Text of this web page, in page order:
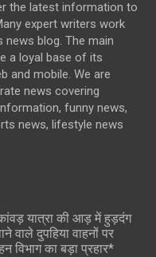
the latest information to
expert writers work
blog. The main
a loyal base of its
and mobile. We are
news covering
funny news,
news, lifestyle news
यात्रा की आड़ में हुड़दंग
वाले दुपहिया वाहनों पर
विभाग का बड़ा प्रहार*